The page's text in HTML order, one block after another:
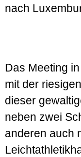
nach
Das Meeting
mit der
dieser
neben zwei
anderen auch